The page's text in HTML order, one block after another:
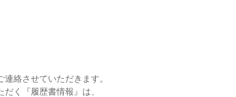
絡させていただきます。
く『履歴書情報』は、